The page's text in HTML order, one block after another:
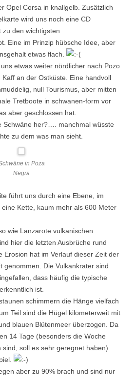
Opel Corsa in knallgelb. Zusätzlich
wird uns noch eine CD
zu den wichtigsten
Eine im Prinzip hübsche Idee, aber
etwas flach.
etwas weiter nördlicher nach Pozo
an der Ostküste. Eine handvoll
null Tourismus, aber mitten
Tretboote in schwanen-form vor
aber geschlossen hat.
Schwäne her?…. manchmal wüsste
zu dem was man sieht.
in Poza
Negra
führt uns durch eine Ebene, im
Kette, kaum mehr als 600 Meter
wie Lanzarote vulkanischen
hier die letzten Ausbrüche rund
Erosion hat im Verlauf dieser Zeit der
genommen. Die Vulkankrater sind
dass häufig die typische
ist.
schimmern die Hänge vielfach
Teil sind die Hügel kilometerweit mit
blauen Blütenmeer überzogen. Da
14 Tage (besonders die Woche
sind, soll es sehr geregnet haben)
aber zu 90% brach und sind nur